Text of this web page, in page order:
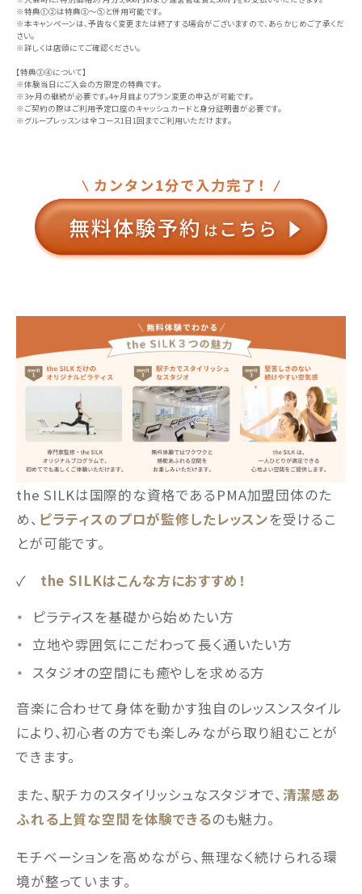
※特典①②は特典③〜⑤と併用可能です。
※本キャンペーンは、予告なく変更または終了する場合がございますので、あらかじめご了承くだ
さい。
※詳しくは店頭にてご確認ください。
【特典③④について】
※体験当日にご入会の方限定の特典です。
※3ヶ月の継続が必要です。4ヶ月目よりプラン変更の申込が可能です。
※ご契約の際はご利用予定口座のキャッシュカードと身分証明書が必要です。
※グループレッスンは全コース1日1回までご利用いただけます。
the SILKは国際的な資格であるPMA加盟団体のた
め、 ピラティスのプロが監修したレッスンを受けるこ
とが可能です。
✓ the SILKはこんな方におすすめ！
ピラティスを基礎から始めたい方
立地や雰囲気にこだわって長く通いたい方
スタジオの空間にも癒やしを求める方
音楽に合わせて身体を動かす独自のレッスンスタイル
により、初心者の方でも楽しみながら取り組むことが
できます。
また、駅チカのスタイリッシュなスタジオで、清潔感あ
ふれる上質な空間を体験できるのも魅力。
モチベーションを高めながら、無理なく続けられる環
境が整っています。